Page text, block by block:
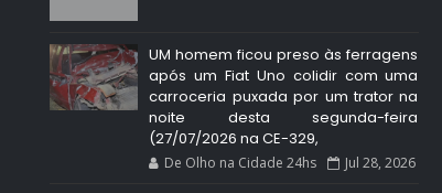
UM homem ficou preso às ferragens
após um Fiat Uno colidir com uma
carroceria puxada por um trator na
noite desta segunda-feira
(27/07/2026 na CE-329,
De Olho na Cidade 24hs Jul 28, 2026